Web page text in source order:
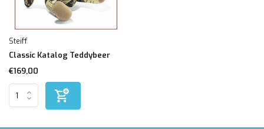
Steiff
Classic Katalog Teddybeer
€169,00